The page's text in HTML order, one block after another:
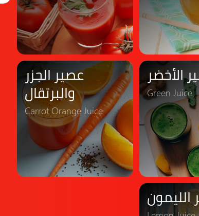
الأخضر
Green Juice
عصير الجزر
والبرتقال
Carrot Orange Juice